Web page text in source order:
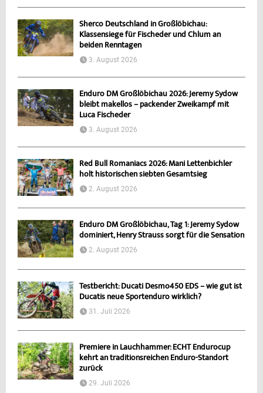
Sherco Deutschland in Großlöbichau:
Klassensiege für Fischeder und Chlum an
beiden Renntagen
3. August 2026
Enduro DM Großlöbichau 2026: Jeremy Sydow
bleibt makellos – packender Zweikampf mit
Luca Fischeder
3. August 2026
Red Bull Romaniacs 2026: Mani Lettenbichler
holt historischen siebten Gesamtsieg
2. August 2026
Enduro DM Großlöbichau, Tag 1: Jeremy Sydow
dominiert, Henry Strauss sorgt für die Sensation
2. August 2026
Testbericht: Ducati Desmo450 EDS – wie gut ist
Ducatis neue Sportenduro wirklich?
31. Juli 2026
Premiere in Lauchhammer: ECHT Endurocup
kehrt an traditionsreichen Enduro-Standort
zurück
29. Juli 2026